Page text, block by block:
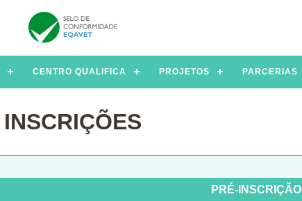
CENTRO QUALIFICA PROJETOS PARCERIAS
INSCRIÇÕES
PRÉ-INSCRIÇÃO